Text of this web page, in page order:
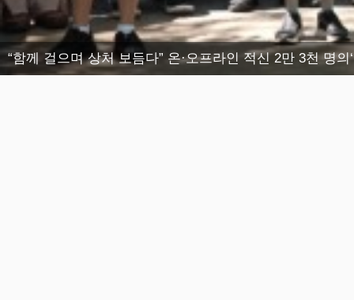
“함께 걸으며 상처 보듬다” 온·오프라인 적신 2만 3천 명의